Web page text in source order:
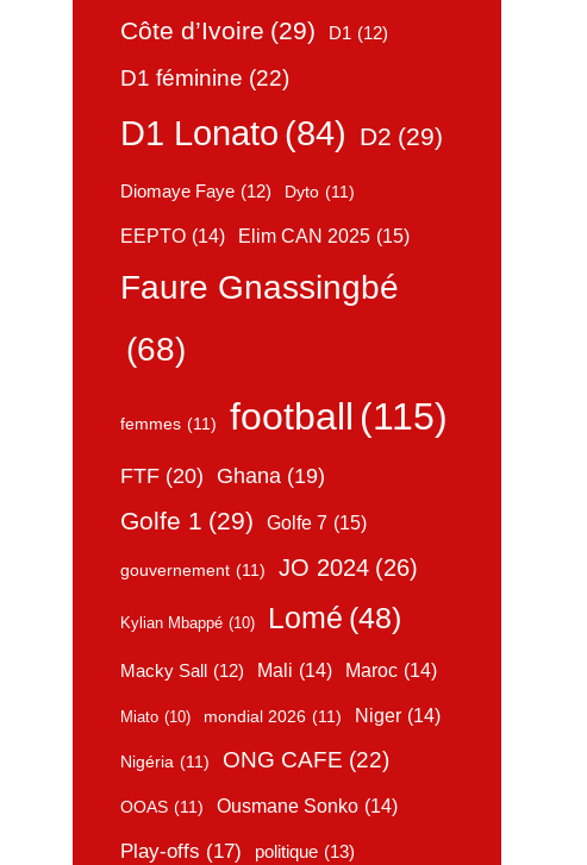
Côte d’Ivoire (29) D1 (12)
D1 féminine (22)
D1 Lonato (84) D2 (29)
Diomaye Faye (12) Dyto (11)
EEPTO (14) Elim CAN 2025 (15)
Faure Gnassingbé
(68)
femmes (11) football (115)
FTF (20) Ghana (19)
Golfe 1 (29) Golfe 7 (15)
gouvernement (11) JO 2024 (26)
Kylian Mbappé (10) Lomé (48)
Macky Sall (12) Mali (14) Maroc (14)
Miato (10) mondial 2026 (11) Niger (14)
Nigéria (11) ONG CAFE (22)
OOAS (11) Ousmane Sonko (14)
Play-offs (17) politique (13)